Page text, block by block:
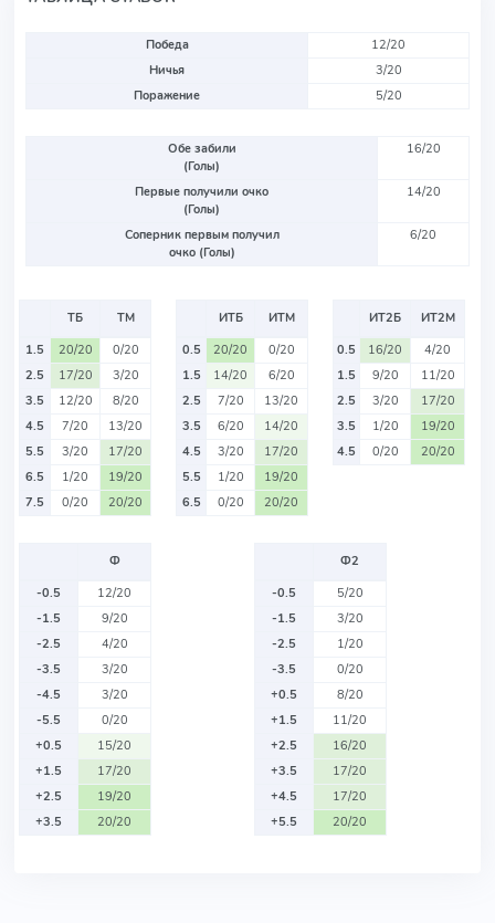
Победа
12/20
Ничья
3/20
Поражение
5/20
Обе забили
(Голы)
16/20
Первые получили очко
(Голы)
14/20
Соперник первым получил
очко (Голы)
6/20
ТБ
ТМ
1.5
20/20
0/20
2.5
17/20
3/20
3.5
12/20
8/20
4.5
7/20
13/20
5.5
3/20
17/20
6.5
1/20
19/20
7.5
0/20 20/20
ИТБ
ИТМ
0.5
20/20
0/20
1.5
14/20
6/20
2.5
7/20
13/20
3.5
6/20
14/20
4.5
3/20
17/20
5.5
1/20
19/20
6.5
0/20 20/20
ИТ2Б
ИТ2М
0.5
16/20
4/20
1.5
9/20
11/20
2.5
3/20
17/20
3.5
1/20
19/20
4.5
0/20 20/20
Ф
-0.5
12/20
-1.5
9/20
-2.5
4/20
-3.5
3/20
-4.5
3/20
-5.5
0/20
+0.5
15/20
+1.5
17/20
+2.5
19/20
+3.5
20/20
Ф2
-0.5
5/20
-1.5
3/20
-2.5
1/20
-3.5
0/20
+0.5
8/20
+1.5
11/20
+2.5
16/20
+3.5
17/20
+4.5
17/20
+5.5
20/20